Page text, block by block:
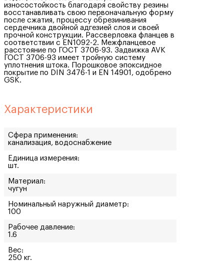
износостойкость благодаря свойству резины
восстанавливать свою первоначальную форму
после сжатия, процессу обрезинивания
сердечника двойной адгезией слоя и своей
прочной конструкции. Рассверловка фланцев в
соответствии с EN1092-2. Межфланцевое
расстояние по ГОСТ 3706-93. Задвижка AVK
ГОСТ 3706-93 имеет тройную систему
уплотнения штока. Порошковое эпоксидное
покрытие по DIN 3476-1 и EN 14901, одобрено
GSK.
Характеристики
Сфера применения:
канализация, водоснабжение
Единица измерения:
шт.
Материал:
чугун
Номинальный наружный диаметр:
100
Рабочее давление:
1.6
Вес:
250 кг.